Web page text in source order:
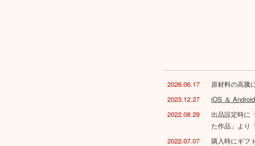
2026.06.17 原材料の高騰
2023.12.27
iOS ＆
2022.08.29
出品設定時に
た作品」より
2022.07.07
購入時にギフ